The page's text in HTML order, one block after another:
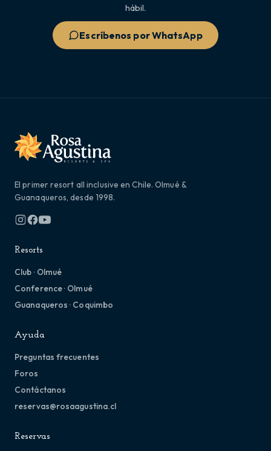
hábil.
Escríbenos por WhatsApp
El primer resort all inclusive en Chile. Olmué &
Guanaqueros, desde 1998.
Resorts
Club · Olmué
Conference · Olmué
Guanaqueros · Coquimbo
Ayuda
Preguntas frecuentes
Foros
Contáctanos
reservas@rosaagustina.cl
Reservas